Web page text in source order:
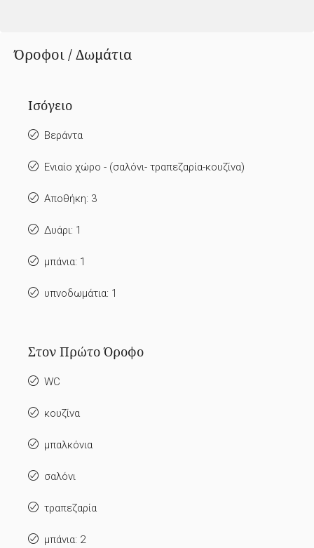
Όροφοι / Δωμάτια
Ισόγειο
Βεράντα
Ενιαίο χώρο - (σαλόνι- τραπεζαρία-κουζίνα)
Αποθήκη: 3
Δυάρι: 1
μπάνια: 1
υπνοδωμάτια: 1
Στον Πρώτο Όροφο
WC
κουζίνα
μπαλκόνια
σαλόνι
τραπεζαρία
μπάνια: 2